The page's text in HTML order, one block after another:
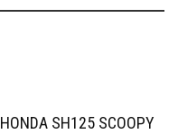
HONDA SH125 SCOOPY